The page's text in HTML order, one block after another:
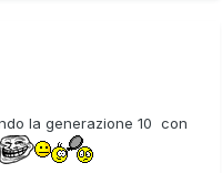
la generazione 10 con